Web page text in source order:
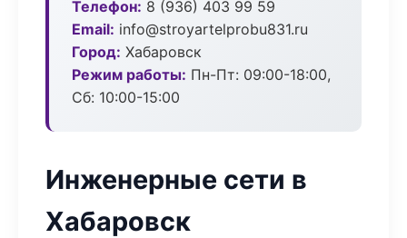
Телефон: 8 (936) 403 99 59
Email: info@stroyartelprobu831.ru
Город: Хабаровск
Режим работы: Пн-Пт: 09:00-18:00,
Сб: 10:00-15:00
Инженерные сети в
Хабаровск